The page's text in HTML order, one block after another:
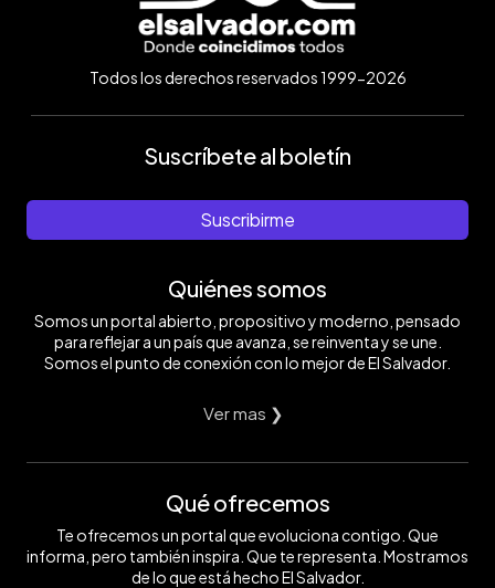
Todos los derechos reservados 1999-2026
Suscríbete al boletín
Suscribirme
Quiénes somos
Somos un portal abierto, propositivo y moderno, pensado
para reflejar a un país que avanza, se reinventa y se une.
Somos el punto de conexión con lo mejor de El Salvador.
Ver mas ❯
Qué ofrecemos
Te ofrecemos un portal que evoluciona contigo. Que
informa, pero también inspira. Que te representa. Mostramos
de lo que está hecho El Salvador.